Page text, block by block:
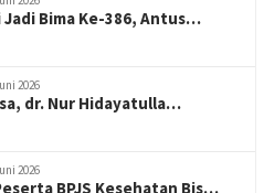
Jadi Bima Ke-386, Antus…
2026
dr. Nur Hidayatulla…
2026
BPJS Kesehatan Bis…